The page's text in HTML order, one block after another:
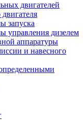
двигателей
запуска
управления дизелем
аппаратуры
и навесного